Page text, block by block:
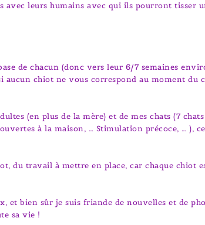
avec leurs humains avec qui ils pourront tisser
de chacun (donc vers leur 6/7 semaines
chiot ne vous correspond au moment du
(en plus de la mère) et de mes chats (7
à la maison, … Stimulation précoce, … ),
du travail à mettre en place, car chaque chiot
et bien sûr je suis friande de nouvelles et de
sa vie !